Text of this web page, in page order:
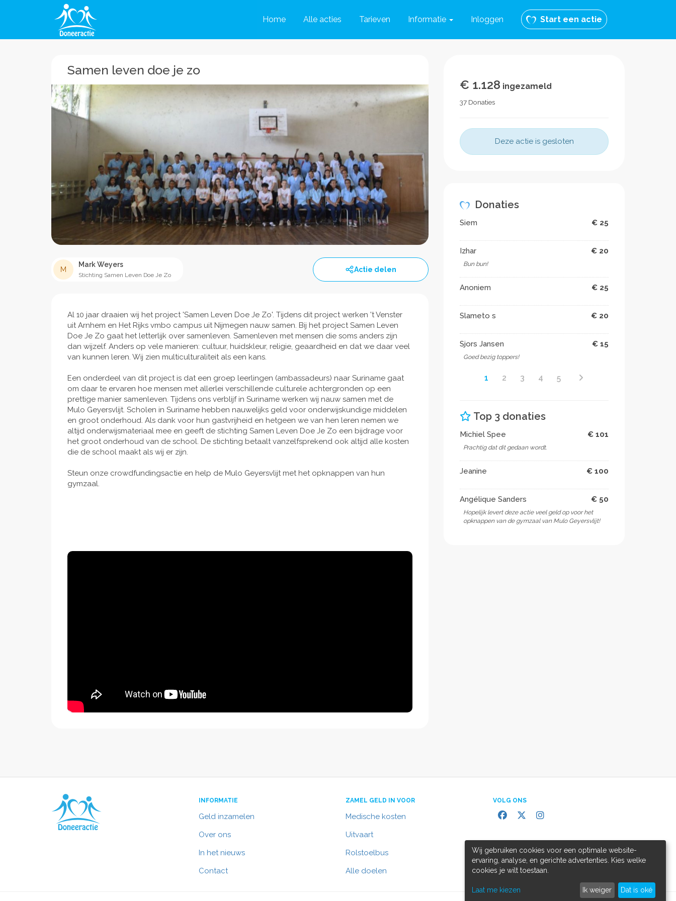
Home Alle acties Tarieven Informatie Inloggen Start een actie
Samen leven doe je zo
M
Mark Weyers
Stichting Samen Leven Doe Je Zo
Actie delen
Al 10 jaar draaien wij het project 'Samen Leven Doe Je Zo'. Tijdens dit project werken 't Venster
uit Arnhem en Het Rijks vmbo campus uit Nijmegen nauw samen. Bij het project Samen Leven
Doe Je Zo gaat het letterlijk over samenleven. Samenleven met mensen die soms anders zijn
dan wijzelf. Anders op vele manieren: cultuur, huidskleur, religie, geaardheid en dat we daar veel
van kunnen leren. Wij zien multiculturaliteit als een kans.
Een onderdeel van dit project is dat een groep leerlingen (ambassadeurs) naar Suriname gaat
om daar te ervaren hoe mensen met allerlei verschillende culturele achtergronden op een
prettige manier samenleven. Tijdens ons verblijf in Suriname werken wij nauw samen met de
Mulo Geyersvlijt. Scholen in Suriname hebben nauwelijks geld voor onderwijskundige middelen
en groot onderhoud. Als dank voor hun gastvrijheid en hetgeen we van hen leren nemen we
altijd onderwijsmateriaal mee en geeft de stichting Samen Leven Doe Je Zo een bijdrage voor
het groot onderhoud van de school. De stichting betaalt vanzelfsprekend ook altijd alle kosten
die de school maakt als wij er zijn.
Steun onze crowdfundingsactie en help de Mulo Geyersvlijt met het opknappen van hun
gymzaal.
€ 1.128 ingezameld
37 Donaties
Deze actie is gesloten
Donaties
Siem € 25
Izhar € 20
Bun bun!
Anoniem € 25
Slameto s € 20
Sjors Jansen € 15
Goed bezig toppers!
1 2 3 4 5
Top 3 donaties
Michiel Spee € 101
Prachtig dat dit gedaan wordt.
Jeanine € 100
Angélique Sanders € 50
Hopelijk levert deze actie veel geld op voor het
opknappen van de gymzaal van Mulo Geyersvlijt!
INFORMATIE
Geld inzamelen
Over ons
In het nieuws
Contact
ZAMEL GELD IN VOOR
Medische kosten
Uitvaart
Rolstoelbus
Alle doelen
VOLG ONS
Wij gebruiken cookies voor een optimale website-
ervaring, analyse, en gerichte advertenties. Kies welke
cookies je wilt toestaan.
Laat me kiezen Ik weiger Dat is oké